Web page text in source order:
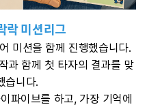
락 미션리그
미션을 함께 진행했습니다.
과 함께 첫 타자의 결과를 맞
습니다.
파이브를 하고, 가장 기억에